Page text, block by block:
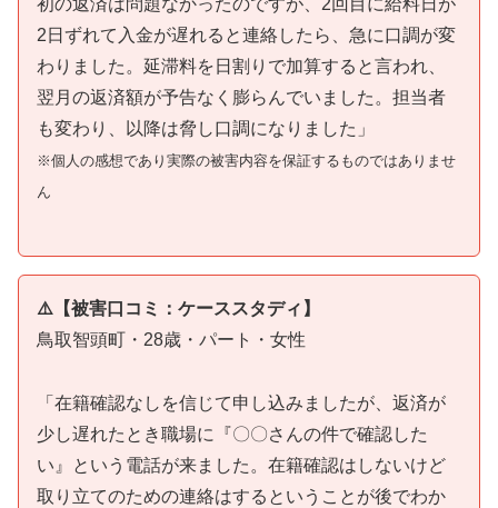
2日ずれて入金が遅れると連絡したら、急に口調が変
わりました。延滞料を日割りで加算すると言われ、
翌月の返済額が予告なく膨らんでいました。担当者
も変わり、以降は脅し口調になりました」
※個人の感想であり実際の被害内容を保証するものではありませ
ん
⚠️【被害口コミ：ケーススタディ】
鳥取智頭町・28歳・パート・女性
「在籍確認なしを信じて申し込みましたが、返済が
少し遅れたとき職場に『〇〇さんの件で確認した
い』という電話が来ました。在籍確認はしないけど
取り立てのための連絡はするということが後でわか